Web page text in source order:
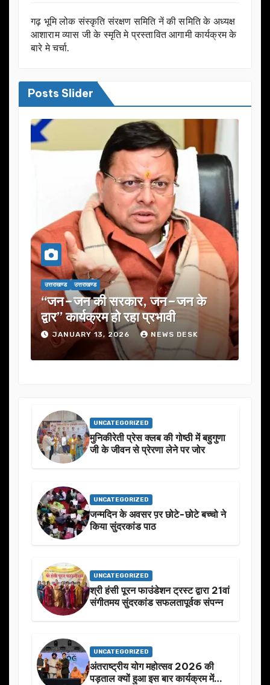
गढ़ भूमि लोक संस्कृति संरक्षण समिति नें की समिति के अध्यक्ष
आशाराम व्यास जी के स्मृति मे प्रस्तावित आगामी कार्यक्रम के
बारे मे चर्चा.
Posts Slider
उत्तराखण्ड उत्तराखण्ड
“जन–जन की सरकार, जन–जन के
द्वार” कार्यक्रम हो रहा प्रभावी
JANUARY 13, 2026 NEWS DESK
UNCATEGORIZED
मुनिकीरेती प्रेस क्लब की गोष्ठी में बहुगुणा
जी के जीवन से प्रेरणा लेने पर जोर
UNCATEGORIZED
जन्मदिन के अवसर प़र छोटे-छोटे बच्चो ने
किया सुंदरकांड पाठ
UNCATEGORIZED
श्री हंसी पूरन फाउंडेशन ट्रस्ट द्वारा 21वां
संगीतमय सुंदरकांड सफलतापूर्वक संपन्न
UNCATEGORIZED
अंतराष्ट्रीय योग महोत्सव 2026 की
पड़ताल क्यों हुआ इस बार कार्यक्रम में